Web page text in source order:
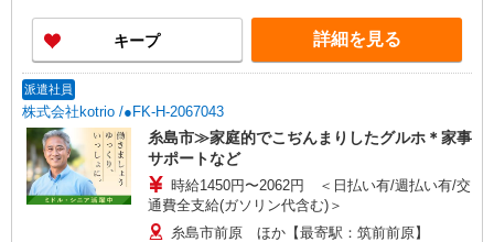
キープ 詳細を見る
派遣社員
株式会社kotrio /●FK-H-2067043
糸島市≫家庭的でこぢんまりしたグルホ＊家事
サポートなど
時給1450円〜2062円 ＜日払い有/週払い有/交
通費全支給(ガソリン代含む)＞
糸島市前原 ほか【最寄駅：筑前前原】